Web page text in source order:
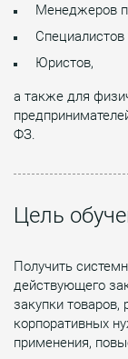
Менеджеров
Специалистов
Юристов,
а также для
ФЗ.
Цель
Получить
действующего
закупки товаров,
корпоративных
применения,